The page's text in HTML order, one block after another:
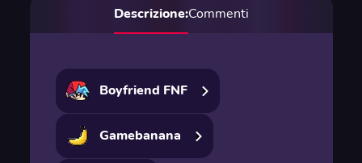
Descrizione:Commenti
Boyfriend FNF
Gamebanana